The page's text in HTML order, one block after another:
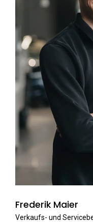
Frederik Maier
Verkaufs- und